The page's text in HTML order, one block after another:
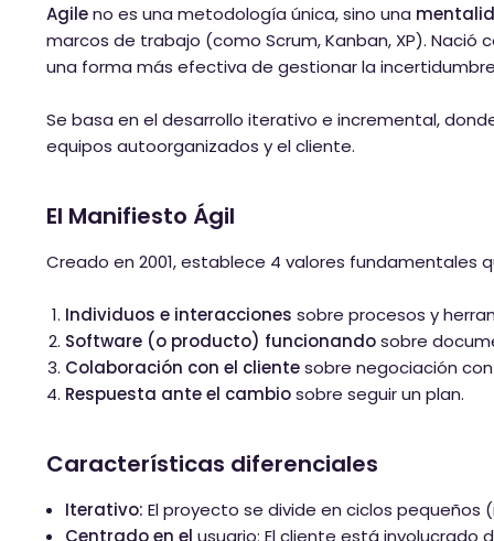
Agileno es una metodología única, sino una
marcos de trabajo (como Scrum, Kanban, XP).
una forma más efectiva de gestionar la
Se basa en el desarrollo iterativo e incremental,
equipos autoorganizados y el cliente.
El Manifiesto Ágil
Creado en 2001, establece 4 valores fundamentales
Individuos e interacciones sobre procesos y
Software (o producto) funcionandosobre
Colaboración con el clientesobre negociación
Respuesta ante el cambiosobre seguir un plan.
Características diferenciales
Iterativo: El proyecto se divide en ciclos
Centrado en elusuario: El cliente está involucrado